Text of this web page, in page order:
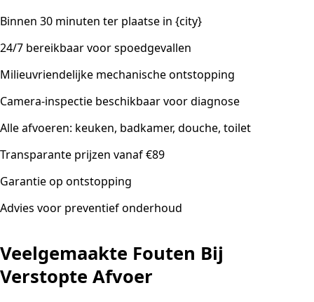
Binnen 30 minuten ter plaatse in {city}
24/7 bereikbaar voor spoedgevallen
Milieuvriendelijke mechanische ontstopping
Camera-inspectie beschikbaar voor diagnose
Alle afvoeren: keuken, badkamer, douche, toilet
Transparante prijzen vanaf €89
Garantie op ontstopping
Advies voor preventief onderhoud
Veelgemaakte Fouten Bij
Verstopte Afvoer